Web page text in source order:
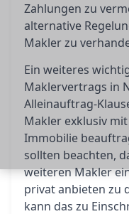
Zahlungen zu
alternative
Makler zu
Ein weiteres
Maklervertrags in
Alleinauftrag-
Makler exklusiv
Immobilie
sollten beachten,
weiteren Makler
privat anbieten zu
kann das zu